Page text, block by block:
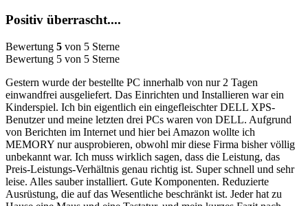
Positiv überrascht....
Bewertung 5 von 5 Sterne
Bewertung 5 von 5 Sterne
Gestern wurde der bestellte PC innerhalb von nur 2 Tagen
einwandfrei ausgeliefert. Das Einrichten und Installieren war ein
Kinderspiel. Ich bin eigentlich ein eingefleischter DELL XPS-
Benutzer und meine letzten drei PCs waren von DELL. Aufgrund
von Berichten im Internet und hier bei Amazon wollte ich
MEMORY nur ausprobieren, obwohl mir diese Firma bisher völlig
unbekannt war. Ich muss wirklich sagen, dass die Leistung, das
Preis-Leistungs-Verhältnis genau richtig ist. Super schnell und sehr
leise. Alles sauber installiert. Gute Komponenten. Reduzierte
Ausrüstung, die auf das Wesentliche beschränkt ist. Jeder hat zu